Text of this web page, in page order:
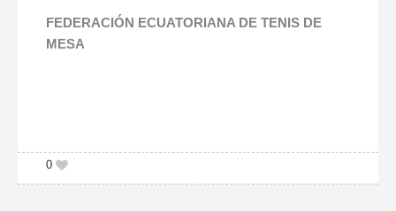
FEDERACIÓN ECUATORIANA DE TENIS DE
MESA
0